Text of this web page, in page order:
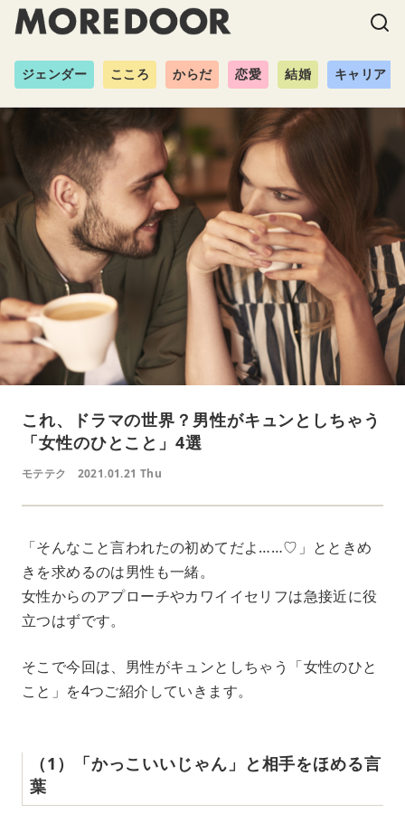
ジェンダー こころ からだ 恋愛 結婚 キャリア
これ、ドラマの世界？男性がキュンとしちゃう
「女性のひとこと」4選
モテテク 2021.01.21 Thu
「そんなこと言われたの初めてだよ……♡」とときめ
きを求めるのは男性も一緒。
女性からのアプローチやカワイイセリフは急接近に役
立つはずです。
そこで今回は、男性がキュンとしちゃう「女性のひと
こと」を4つご紹介していきます。
（1）「かっこいいじゃん」と相手をほめる言
葉